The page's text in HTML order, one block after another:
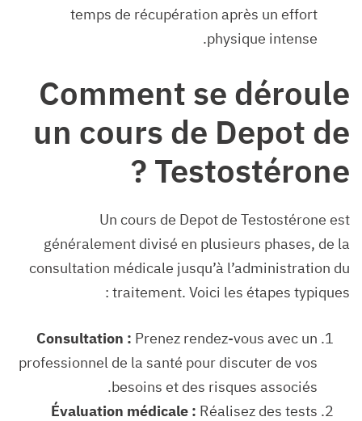
temps de récupération après un effort
physique intense.
Comment se déroule
un cours de Depot de
Testostérone ?
Un cours de Depot de Testostérone est
généralement divisé en plusieurs phases, de la
consultation médicale jusqu’à l’administration du
traitement. Voici les étapes typiques :
Consultation : Prenez rendez-vous avec un
professionnel de la santé pour discuter de vos
besoins et des risques associés.
Évaluation médicale : Réalisez des tests